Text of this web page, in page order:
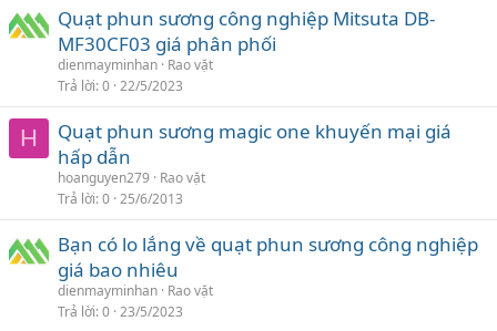
Quạt phun sương công nghiệp Mitsuta DB-
MF30CF03 giá phân phối
dienmayminhan Rao vặt
Trả lời 0 22/5/2023
H
Quạt phun sương magic one khuyến mại giá
hấp dẫn
hoanguyen279
Rao vặt
Trả lời 0 25/6/2013
Bạn có lo lắng về quạt phun sương công nghiệp
giá bao nhiêu
dienmayminhan Rao vặt
Trả lời 0 23/5/2023